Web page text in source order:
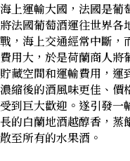
上運輸大國，法國是葡
法國葡萄酒運往世界各
，海上交通經常中斷，
用大，於是荷蘭商人將
藏空間和運輸費用，運
縮後的酒風味更佳、價
到巨大歡迎。遂引發一
的白蘭地酒越醇香，蒸
至所有的水果酒。